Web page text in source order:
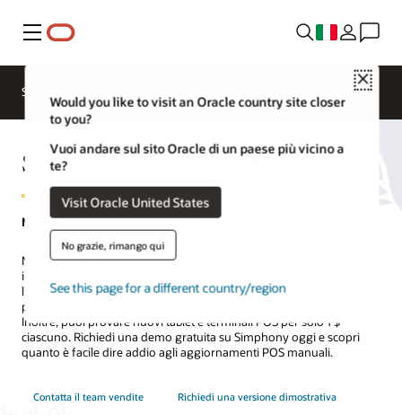
Menu
Close
Would you like to visit an Oracle country site closer
to you?
Vuoi andare sul sito Oracle di un paese più vicino a
te?
Visit Oracle United States
No grazie, rimango qui
See this page for a different country/region
Soluzioni per la ristorazione
Sistema POS RES 3700 di Oracle
Migliora il tuo sistema POS RES 3700 per l'ultima volta
Non vuoi più gestire aggiornamenti, server o software antivirus per
il POS? Vuoi abbandonare il tuo sistema POS in locale? Effettua
l'upgrade a Simphony Point of Sale di Oracle e il tuo sistema POS
per ristoranti sarà sicuro e operativo all'interno di Oracle Cloud.
Inoltre, puoi provare nuovi tablet e terminali POS per solo 1 $
ciascuno. Richiedi una demo gratuita su Simphony oggi e scopri
quanto è facile dire addio agli aggiornamenti POS manuali.
Contatta il team vendite Richiedi una versione dimostrativa